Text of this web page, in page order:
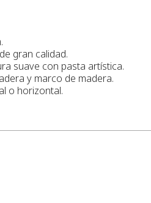
gran calidad.
suave con pasta artística.
y marco de madera.
o horizontal.